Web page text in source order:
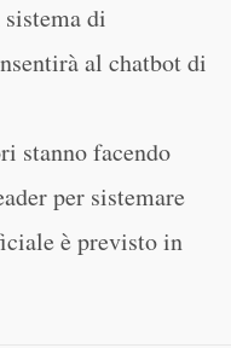
di
al chatbot di
stanno facendo
per sistemare
è previsto in